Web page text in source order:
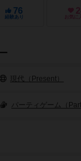
76
経験あり お気に
現代（Present）
パーティゲーム（